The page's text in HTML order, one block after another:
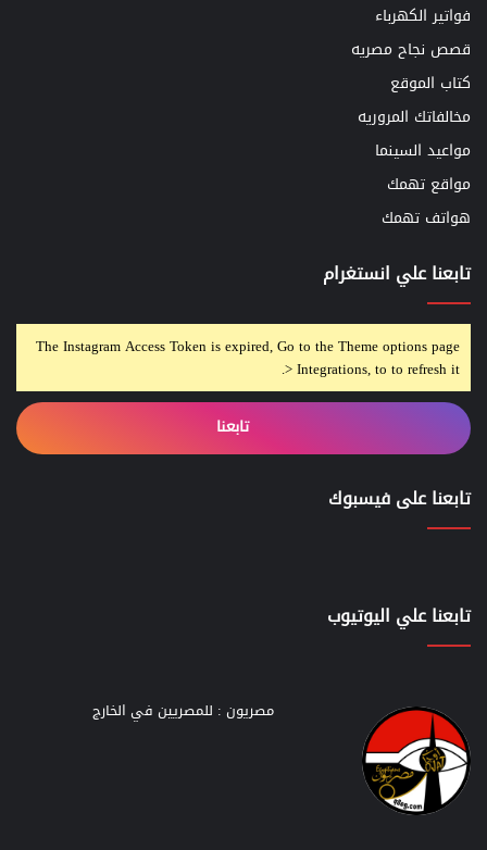
فواتير الكهرباء
قصص نجاح مصريه
كتاب الموقع
مخالفاتك المروريه
مواعيد السينما
مواقع تهمك
هواتف تهمك
تابعنا علي انستغرام
The Instagram Access Token is expired, Go to the Theme options page
> Integrations, to to refresh it.
تابعنا
تابعنا على فيسبوك
تابعنا علي اليوتيوب
مصريون : للمصريين في الخارج